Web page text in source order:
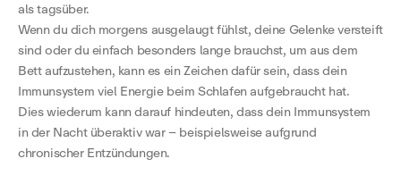
als tagsüber.
Wenn du dich morgens ausgelaugt fühlst, deine Gelenke versteift
sind oder du einfach besonders lange brauchst, um aus dem
Bett aufzustehen, kann es ein Zeichen dafür sein, dass dein
Immunsystem viel Energie beim Schlafen aufgebraucht hat.
Dies wiederum kann darauf hindeuten, dass dein Immunsystem
in der Nacht überaktiv war – beispielsweise aufgrund
chronischer Entzündungen.